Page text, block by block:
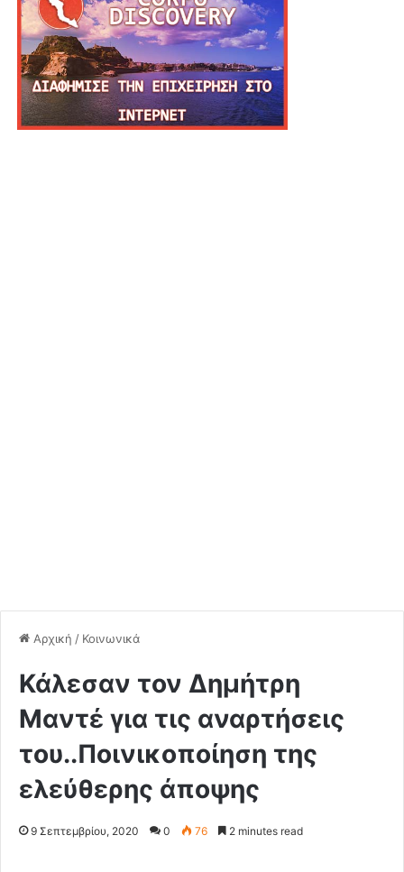
Αρχική / Κοινωνικά
Κάλεσαν τον Δημήτρη
Μαντέ για τις αναρτήσεις
του..Ποινικοποίηση της
ελεύθερης άποψης
9 Σεπτεμβρίου, 2020 0 76 2 minutes read